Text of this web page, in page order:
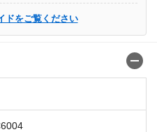
ドをご覧ください